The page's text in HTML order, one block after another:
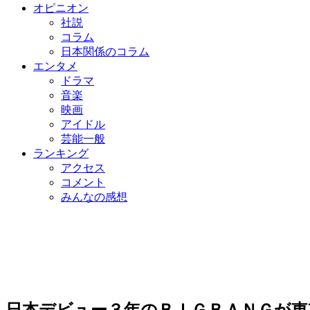
オピニオン
社説
コラム
日本関係のコラム
エンタメ
ドラマ
音楽
映画
アイドル
芸能一般
ランキング
アクセス
コメント
みんなの感想